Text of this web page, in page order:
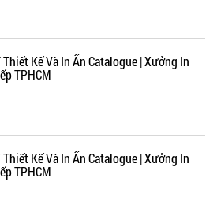
Kế Và In Ấn Catalogue | Xưởng In
TPHCM
Kế Và In Ấn Catalogue | Xưởng In
TPHCM